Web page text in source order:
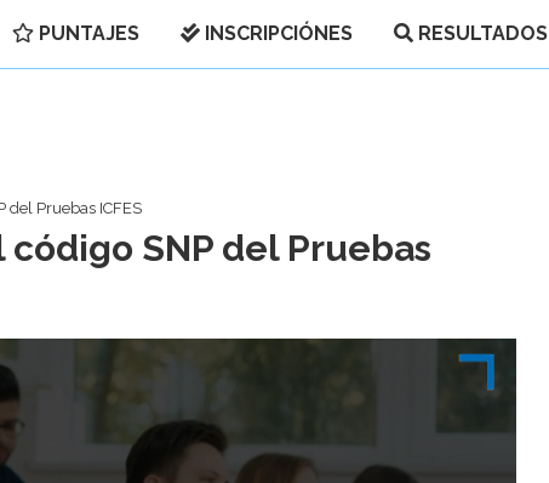
PUNTAJES INSCRIPCIÓNES RESULTADOS
del Pruebas ICFES
SNP del Pruebas